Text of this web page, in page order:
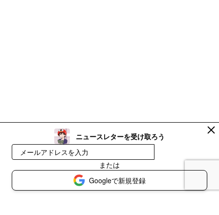
ニュースレターを受け取ろう
または
Googleで新規登録